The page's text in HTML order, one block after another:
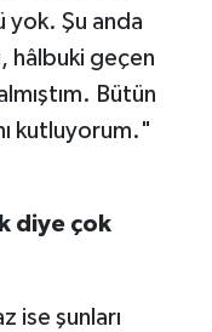
yok. Şu anda
hâlbuki geçen
Bütün
kutluyorum."
diye çok
ise şunları